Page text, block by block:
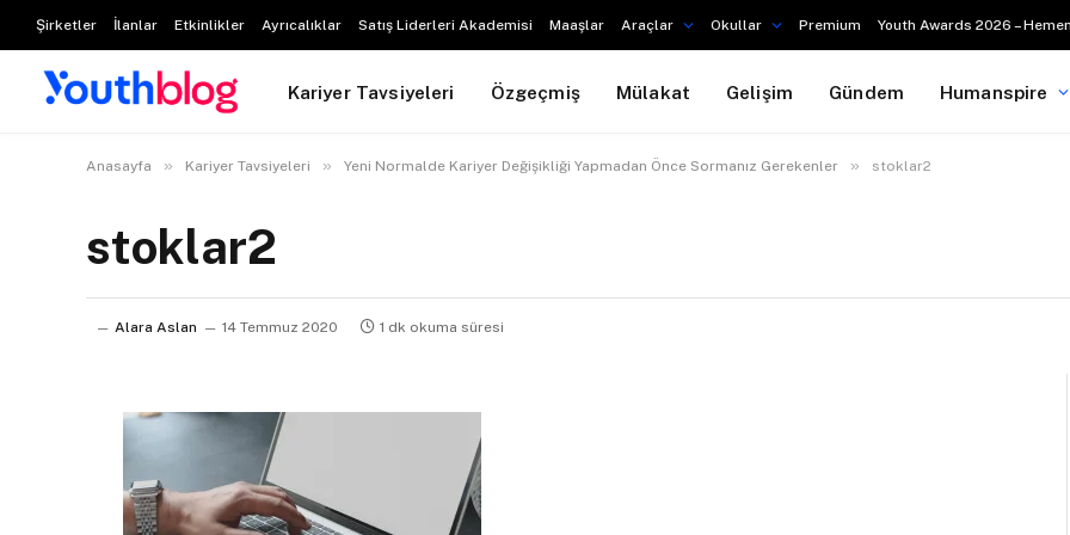
Şirketler İlanlar Etkinlikler Ayrıcalıklar Satış Liderleri Akademisi Maaşlar Araçlar Okullar Premium Youth Awards 2026 –
Kariyer Tavsiyeleri Özgeçmiş Mülakat Gelişim Gündem Humanspire
Anasayfa » Kariyer Tavsiyeleri » Yeni Normalde Kariyer Değişikliği Yapmadan Önce Sormanız Gerekenler » stoklar2
stoklar2
Alara Aslan 14 Temmuz 2020 1 dk okuma süresi